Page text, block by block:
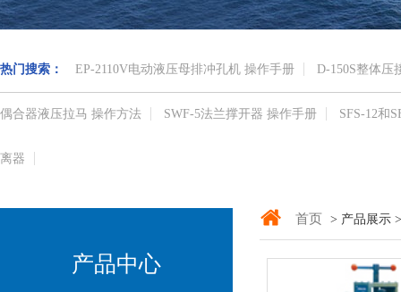
热门搜索： EP-2110V电动液压母排冲孔机 操作手册 D-150S整体压
偶合器液压拉马 操作方法 SWF-5法兰撑开器 操作手册 SFS-12和
离器
产品中心
首页 > 产品展示